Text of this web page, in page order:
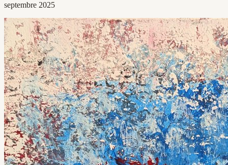
septembre 2025